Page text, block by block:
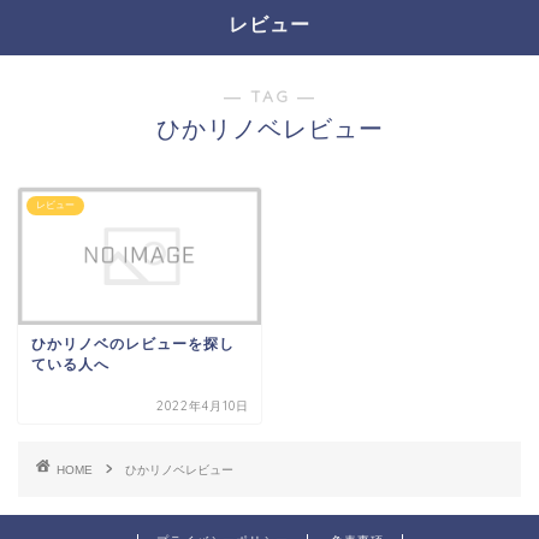
レビュー
― TAG ―
ひかリノベレビュー
レビュー
ひかリノベのレビューを探し
ている人へ
2022年4月10日
HOME ひかリノベレビュー